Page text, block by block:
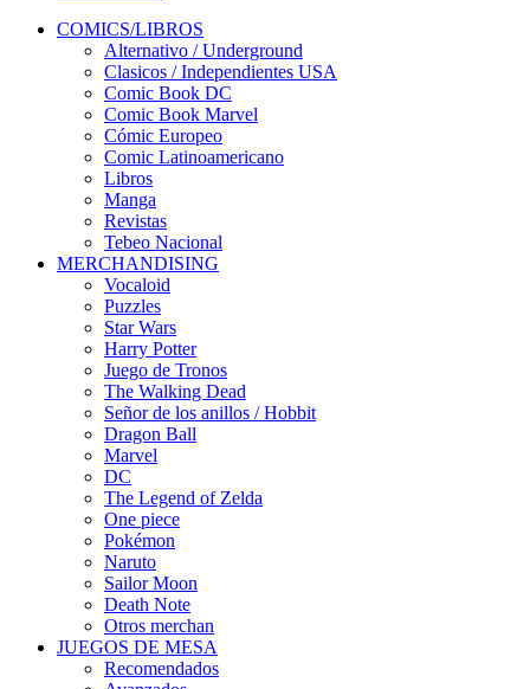
COMICS/LIBROS
Alternativo / Underground
Clasicos / Independientes USA
Comic Book DC
Comic Book Marvel
Cómic Europeo
Comic Latinoamericano
Libros
Manga
Revistas
Tebeo Nacional
MERCHANDISING
Vocaloid
Puzzles
Star Wars
Harry Potter
Juego de Tronos
The Walking Dead
Señor de los anillos / Hobbit
Dragon Ball
Marvel
DC
The Legend of Zelda
One piece
Pokémon
Naruto
Sailor Moon
Death Note
Otros merchan
JUEGOS DE MESA
Recomendados